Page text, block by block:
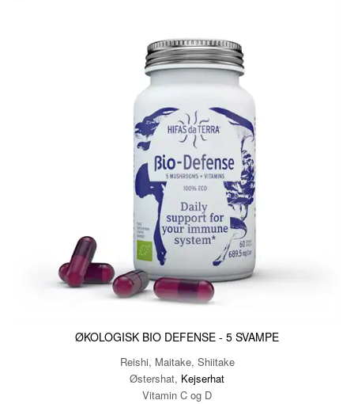
ØKOLOGISK BIO DEFENSE - 5 SVAMPE
Reishi, Maitake, Shiitake
Østershat, Kejserhat
Vitamin C og D